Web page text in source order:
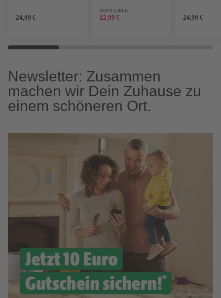
24,99 €
matt
UVP17,99 €
12,99 € 24,99 €
Newsletter: Zusammen
machen wir Dein Zuhause zu
einem schöneren Ort.